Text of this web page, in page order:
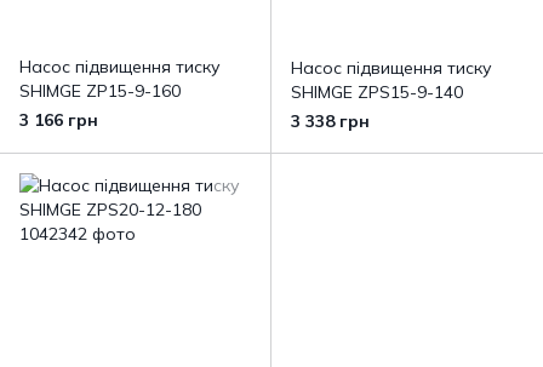
Насос підвищення тиску
SHIMGE ZP15-9-160
3 166 грн
Насос підвищення тиску
SHIMGE ZPS15-9-140
3 338 грн